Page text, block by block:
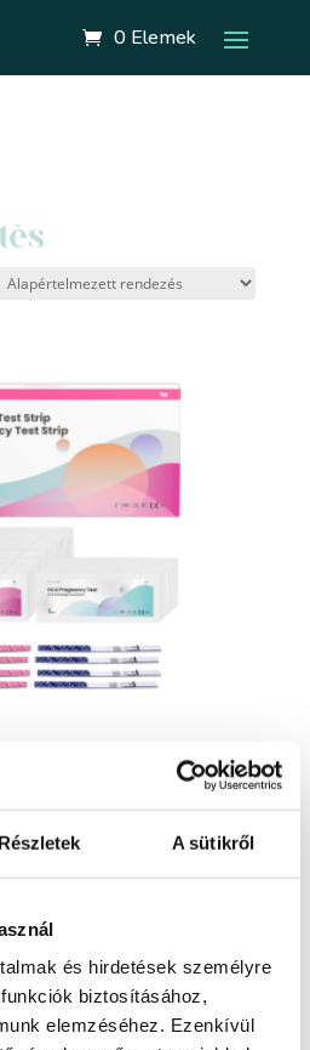
Részletek A sütikről
és hirdetések személyre
biztosításához,
elemzéséhez. Ezenkívül
0 Elemek
Csomag – 50db
napokon
kényelmes és környezetbarát